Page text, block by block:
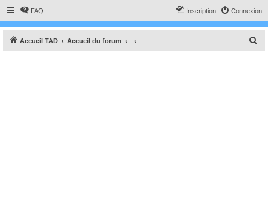
FAQ Connexion
Inscription
Accueil TAD Accueil du forum